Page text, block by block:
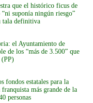
que el histórico ficus de
suponía ningún riesgo”
tala definitiva
el Ayuntamiento de
de los “más de 3.500” que
(PP)
fondos estatales para la
más grande de la
personas